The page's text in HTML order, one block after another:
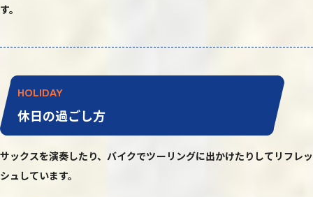
す。
HOLIDAY
休日の過ごし方
サックスを演奏したり、バイクでツーリングに出かけたりしてリフレッ
シュしています。